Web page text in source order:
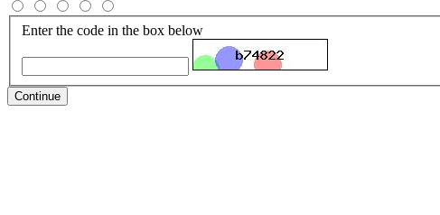
Enter the code in the box below
Continue